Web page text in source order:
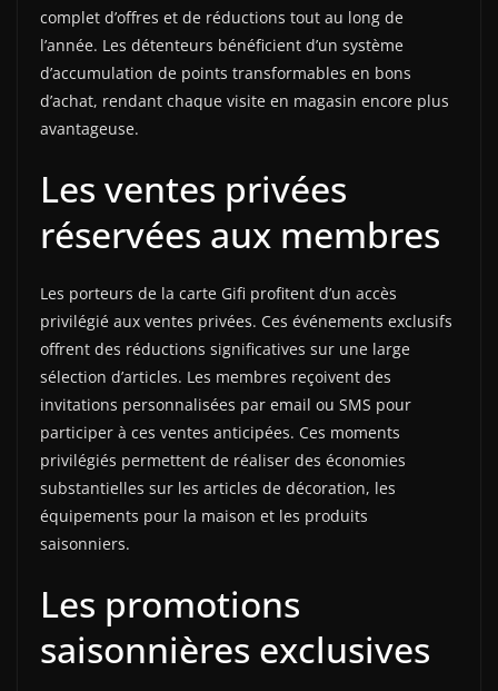
complet d’offres et de réductions tout au long de
l’année. Les détenteurs bénéficient d’un système
d’accumulation de points transformables en bons
d’achat, rendant chaque visite en magasin encore plus
avantageuse.
Les ventes privées
réservées aux membres
Les porteurs de la carte Gifi profitent d’un accès
privilégié aux ventes privées. Ces événements exclusifs
offrent des réductions significatives sur une large
sélection d’articles. Les membres reçoivent des
invitations personnalisées par email ou SMS pour
participer à ces ventes anticipées. Ces moments
privilégiés permettent de réaliser des économies
substantielles sur les articles de décoration, les
équipements pour la maison et les produits
saisonniers.
Les promotions
saisonnières exclusives